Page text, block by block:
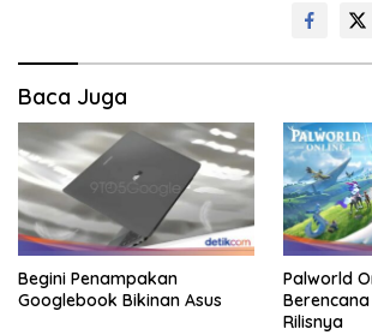
Baca Juga
Begini Penampakan
Googlebook Bikinan Asus
Palworld
Rilisnya